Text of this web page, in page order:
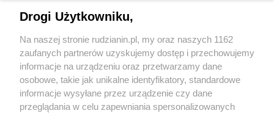
Od jutra kolejne utrudnienia na Wolności w
Rudzie. Będzie ruch wahadłowy i objazdy
2 / 3
Wydawca mediów
Drogi Użytkowniku,
Na naszej stronie rudzianin.pl, my oraz naszych 1162
zaufanych partnerów uzyskujemy dostęp i przechowujemy
informacje na urządzeniu oraz przetwarzamy dane
osobowe, takie jak unikalne identyfikatory, standardowe
informacje wysyłane przez urządzenie czy dane
przeglądania w celu zapewniania spersonalizowanych